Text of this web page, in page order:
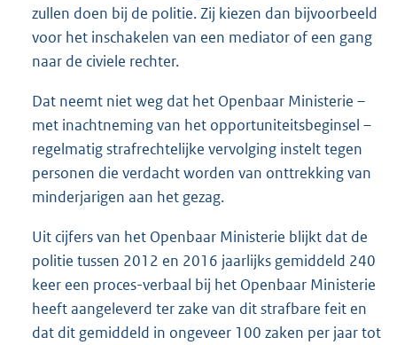
zullen doen bij de politie. Zij kiezen dan bijvoorbeeld
voor het inschakelen van een mediator of een gang
naar de civiele rechter.
Dat neemt niet weg dat het Openbaar Ministerie –
met inachtneming van het opportuniteitsbeginsel –
regelmatig strafrechtelijke vervolging instelt tegen
personen die verdacht worden van onttrekking van
minderjarigen aan het gezag.
Uit cijfers van het Openbaar Ministerie blijkt dat de
politie tussen 2012 en 2016 jaarlijks gemiddeld 240
keer een proces-verbaal bij het Openbaar Ministerie
heeft aangeleverd ter zake van dit strafbare feit en
dat dit gemiddeld in ongeveer 100 zaken per jaar tot